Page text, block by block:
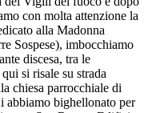
con molta attenzione la
alla Madonna
Sospese), imbocchiamo
discesa, tra le
si risale su strada
chiesa parrocchiale di
abbiamo bighellonato per